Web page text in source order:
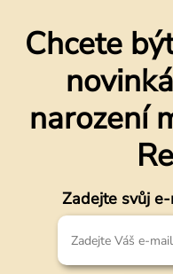
Chcete
narození
Zadejte svůj